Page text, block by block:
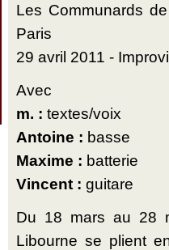
Les Communards
Paris
29 avril 2011 -
Avec
m. : textes/voix
Antoine : basse
Maxime : batterie
Vincent : guitare
Du 18 mars au 28
Libourne se plient